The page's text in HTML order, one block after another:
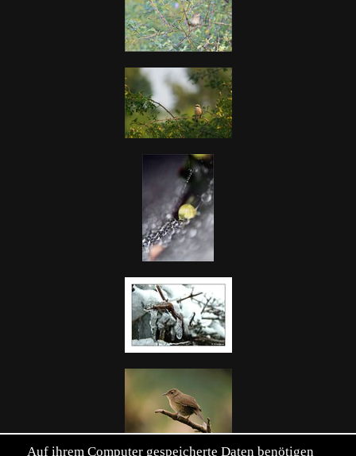
Auf ihrem Computer gespeicherte Daten benötigen